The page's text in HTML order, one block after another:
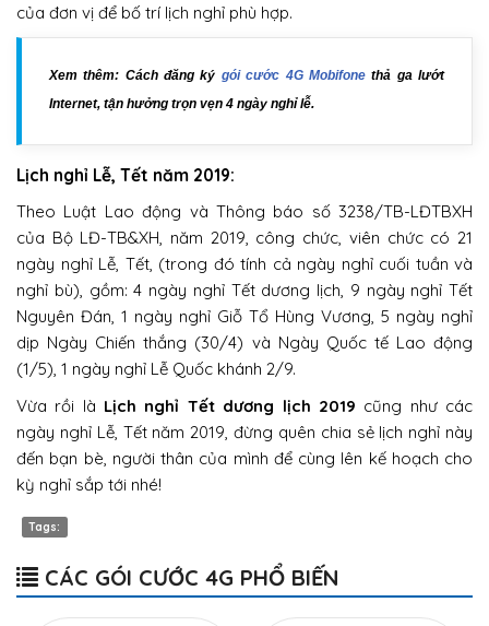
của đơn vị để bố trí lịch nghỉ phù hợp.
Xem thêm: Cách đăng ký gói cước 4G Mobifonethả ga lướt
Internet, tận hưởng trọn vẹn 4 ngày nghỉ lễ.
Lịch nghỉ Lễ, Tết năm 2019:
Theo Luật Lao động và Thông báo số 3238/TB-LĐTBXH
của Bộ LĐ-TB&XH, năm 2019, công chức, viên chức có 21
ngày nghỉ Lễ, Tết, (trong đó tính cả ngày nghỉ cuối tuần và
nghỉ bù), gồm: 4 ngày nghỉ Tết dương lịch, 9 ngày nghỉ Tết
Nguyên Đán, 1 ngày nghỉ Giỗ Tổ Hùng Vương, 5 ngày nghỉ
dịp Ngày Chiến thắng (30/4) và Ngày Quốc tế Lao động
(1/5), 1 ngày nghỉ Lễ Quốc khánh 2/9.
Vừa rồi là Lịch nghỉ Tết dương lịch 2019 cũng như các
ngày nghỉ Lễ, Tết năm 2019, đừng quên chia sẻ lịch nghỉ này
đến bạn bè, người thân của mình để cùng lên kế hoạch cho
kỳ nghỉ sắp tới nhé!
Tags:
CÁC GÓI CƯỚC 4G PHỔ BIẾN